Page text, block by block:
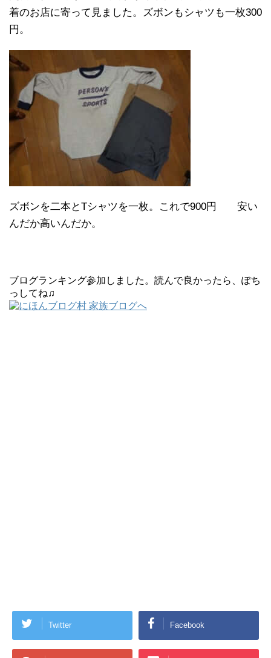
着のお店に寄って見ました。ズボンもシャツも一枚300
円。
ズボンを二本とTシャツを一枚。これで900円 安い
んだか高いんだか。
ブログランキング参加しました。読んで良かったら、ぽち
っしてね♫
Twitter Facebook